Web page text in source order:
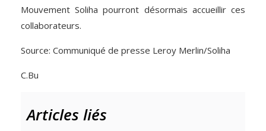
Mouvement Soliha pourront désormais accueillir ces
collaborateurs.
Source: Communiqué de presse Leroy Merlin/Soliha
C.Bu
Articles liés